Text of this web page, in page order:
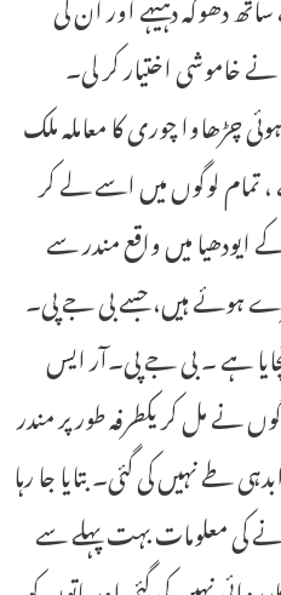
خاموشی اختیار کر لی۔
چڑھاوا چوری کا معاملہ ملک
تمام لوگوں میں اسے لے کر
میں واقع مندر سے
ہوئے ہیں، جسے بی جے پی۔
ہے ۔ بی جے پی۔آر ایس
نے مل کر یکطرفہ طور پر مندر
طے نہیں کی گئی۔ بتایا جا رہا
کی معلومات بہت پہلے سے